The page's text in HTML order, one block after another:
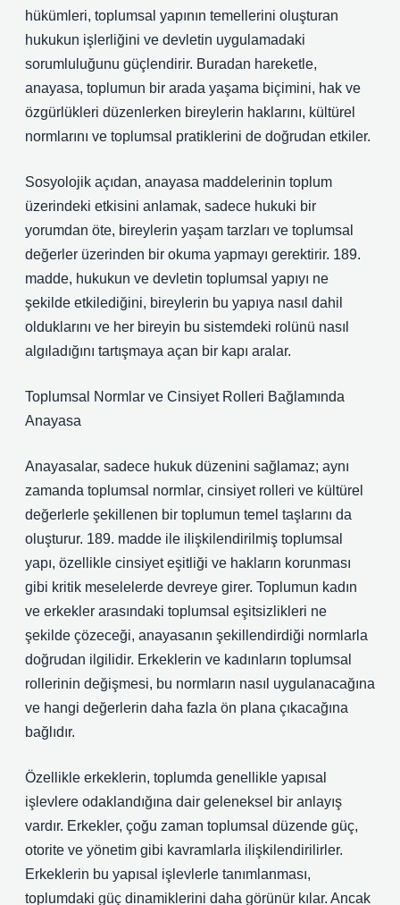
hükümleri, toplumsal yapının temellerini oluşturan
hukukun işlerliğini ve devletin uygulamadaki
sorumluluğunu güçlendirir. Buradan hareketle,
anayasa, toplumun bir arada yaşama biçimini, hak ve
özgürlükleri düzenlerken bireylerin haklarını, kültürel
normlarını ve toplumsal pratiklerini de doğrudan etkiler.
Sosyolojik açıdan, anayasa maddelerinin toplum
üzerindeki etkisini anlamak, sadece hukuki bir
yorumdan öte, bireylerin yaşam tarzları ve toplumsal
değerler üzerinden bir okuma yapmayı gerektirir. 189.
madde, hukukun ve devletin toplumsal yapıyı ne
şekilde etkilediğini, bireylerin bu yapıya nasıl dahil
olduklarını ve her bireyin bu sistemdeki rolünü nasıl
algıladığını tartışmaya açan bir kapı aralar.
Toplumsal Normlar ve Cinsiyet Rolleri Bağlamında
Anayasa
Anayasalar, sadece hukuk düzenini sağlamaz; aynı
zamanda toplumsal normlar, cinsiyet rolleri ve kültürel
değerlerle şekillenen bir toplumun temel taşlarını da
oluşturur. 189. madde ile ilişkilendirilmiş toplumsal
yapı, özellikle cinsiyet eşitliği ve hakların korunması
gibi kritik meselelerde devreye girer. Toplumun kadın
ve erkekler arasındaki toplumsal eşitsizlikleri ne
şekilde çözeceği, anayasanın şekillendirdiği normlarla
doğrudan ilgilidir. Erkeklerin ve kadınların toplumsal
rollerinin değişmesi, bu normların nasıl uygulanacağına
ve hangi değerlerin daha fazla ön plana çıkacağına
bağlıdır.
Özellikle erkeklerin, toplumda genellikle yapısal
işlevlere odaklandığına dair geleneksel bir anlayış
vardır. Erkekler, çoğu zaman toplumsal düzende güç,
otorite ve yönetim gibi kavramlarla ilişkilendirilirler.
Erkeklerin bu yapısal işlevlerle tanımlanması,
toplumdaki güç dinamiklerini daha görünür kılar. Ancak